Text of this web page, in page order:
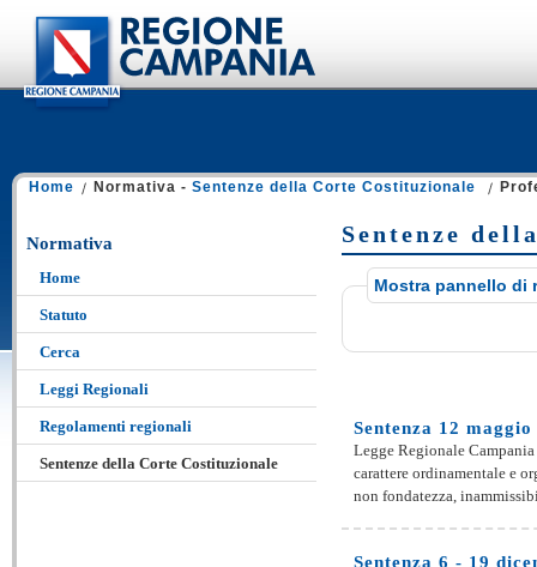
Home Normativa - Sentenze della Corte Costituzionale
Sentenze
Mostra pannello di
Sentenza 12
Legge Regionale
carattere ordinamentale e
non fondatezza,
Sentenza 6 - 19
Normativa
Home
Statuto
Cerca
Leggi Regionali
Regolamenti regionali
Sentenze della Corte Costituzionale